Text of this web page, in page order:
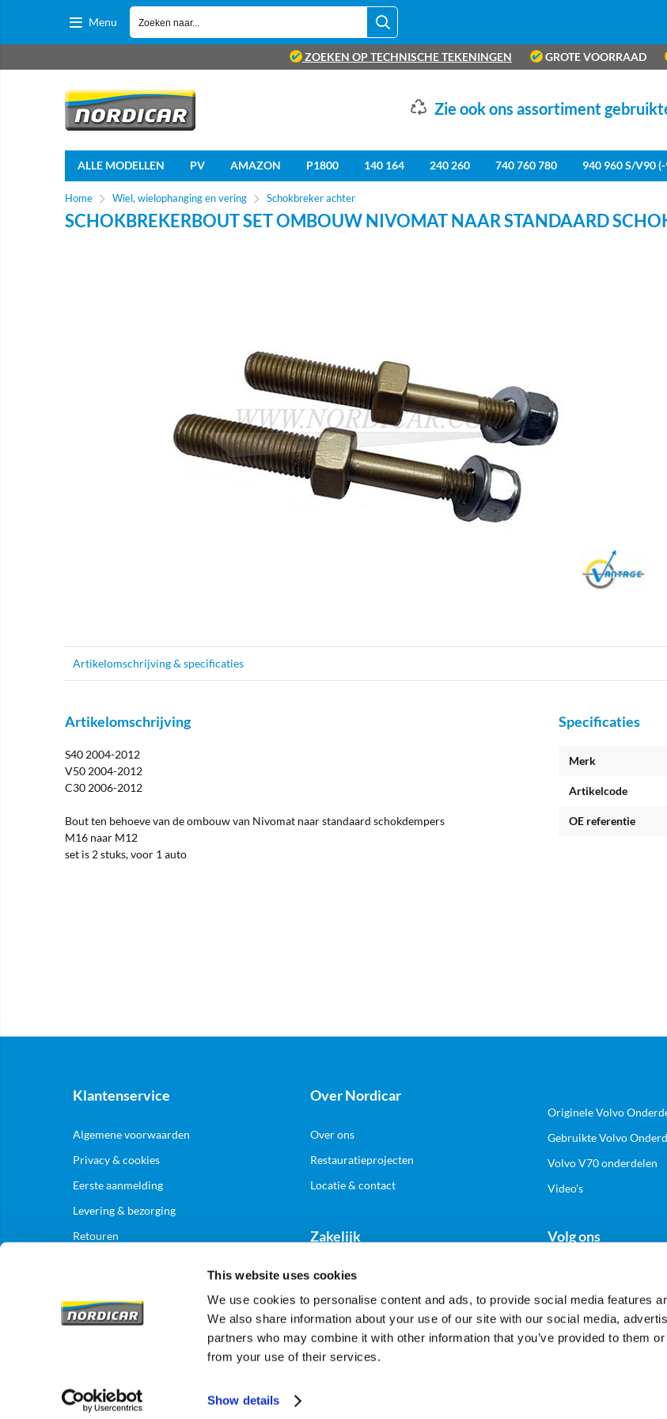
This website uses cookies
We use cookies to personalise content and ads, to provide social media features
We also share information about your use of our site with our social media,
partners who may combine it with other information that you’ve provided to them
from your use of their services.
Show details
Menu
ZOEKEN OP TECHNISCHE TEKENINGEN GROTE VOORRAAD
Zie ook ons assortiment
ALLE MODELLEN PV AMAZON P1800 140 164 240 260 740 760 780 940 960 S/V90
Home Wiel, wielophanging en vering Schokbreker achter
SCHOKBREKERBOUT SET OMBOUW NIVOMAT NAAR STANDAARD
Brand
Artikelomschrijving & specificaties
Artikelomschrijving
S40 2004-2012
V50 2004-2012
C30 2006-2012
Bout ten behoeve van de ombouw van Nivomat naar standaard schokdempers
M16 naar M12
set is 2 stuks, voor 1 auto
Specificaties
Merk
Artikelcode
OE referentie
Klantenservice
Algemene voorwaarden
Privacy & cookies
Eerste aanmelding
Levering & bezorging
Retouren
Over Nordicar
Over ons
Restauratieprojecten
Locatie & contact
Originele Volvo
Gebruikte Volvo
Volvo V70 onderdelen
Video's
Zakelijk
Aanmelden zakelijk account
Volg ons